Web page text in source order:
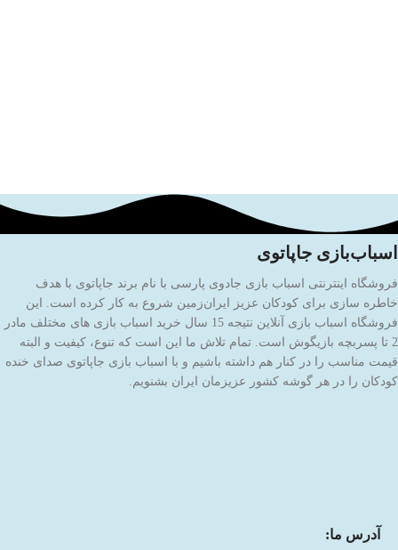
اسباب‌بازی جاپاتوی
فروشگاه اینترنتی اسباب بازی جادوی پارسی با نام برند جاپاتوی با هدف
خاطره سازی برای کودکان عزیز ایران‌زمین شروع به کار کرده است. این
فروشگاه اسباب بازی آنلاین نتیجه 15 سال خرید اسباب بازی های مختلف مادر
2 تا پسربچه بازیگوش است. تمام تلاش ما این است که تنوع، کیفیت و البته
قیمت مناسب را در کنار هم داشته باشیم و با اسباب بازی جاپاتوی صدای خنده
کودکان را در هر گوشه کشور عزیزمان ایران بشنویم.
آدرس ما: